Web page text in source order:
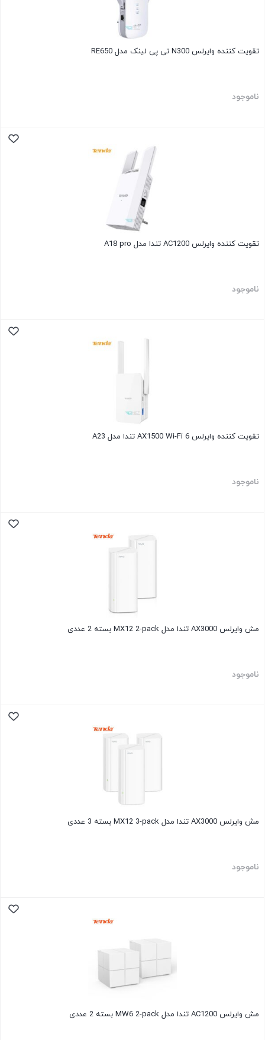
تقویت کننده وایرلس N300 تی پی لینک مدل RE650
ناموجود
تقویت کننده وایرلس AC1200 تندا مدل A18 pro
ناموجود
تقویت کننده وایرلس AX1500 Wi-Fi 6 تندا مدل A23
ناموجود
مش وایرلس AX3000 تندا مدل MX12 2-pack بسته 2 عددی
ناموجود
مش وایرلس AX3000 تندا مدل MX12 3-pack بسته 3 عددی
ناموجود
مش وایرلس AC1200 تندا مدل MW6 2-pack بسته 2 عددی